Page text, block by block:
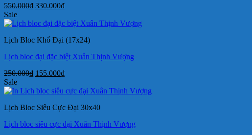
550.000₫ Giá
là:
330.000₫Giá
tại
330.000₫.
Sale
Lịch Bloc Khổ Đại (17x24)
Lịch bloc đại đặc biệt Xuân Thịnh Vượng
250.000₫ Giá
là:
155.000₫Giá
tại
155.000₫.
Sale
Lịch Bloc Siêu Cực Đại 30x40
Lịch bloc siêu cực đại Xuân Thịnh Vượng